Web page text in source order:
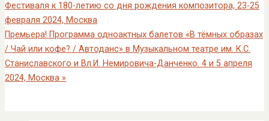
Фестиваля к 180-летию со дня рождения композитора, 23-25
февраля 2024, Москва
Премьера! Программа одноактных балетов «В тёмных образах
/ Чай или кофе? / Автоданс» в Музыкальном театре им. К.С.
Станиславского и Вл.И. Немировича-Данченко. 4 и 5 апреля
2024, Москва »